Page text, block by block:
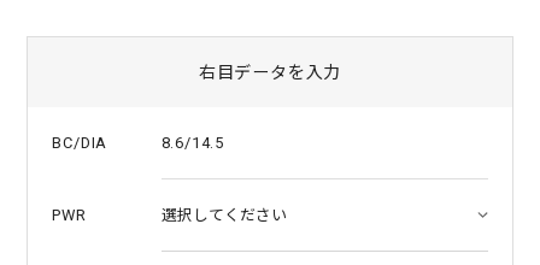
右目データを入力
BC/DIA 8.6/14.5
PWR